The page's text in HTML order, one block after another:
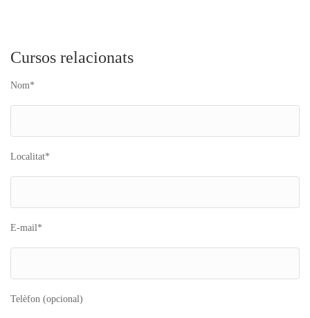
Cursos relacionats
Nom*
Localitat*
E-mail*
Telèfon (opcional)